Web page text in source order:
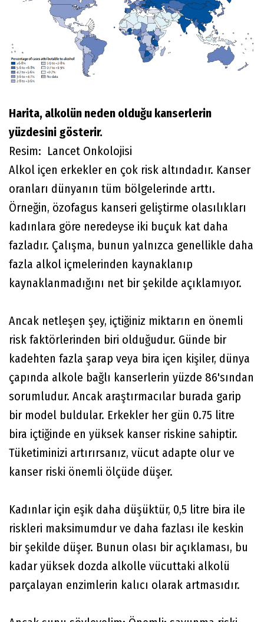
Harita, alkolün neden olduğu kanserlerin
yüzdesini gösterir.
Resim: Lancet Onkolojisi
Alkol içen erkekler en çok risk altındadır. Kanser
oranları dünyanın tüm bölgelerinde arttı.
Örneğin, özofagus kanseri geliştirme olasılıkları
kadınlara göre neredeyse iki buçuk kat daha
fazladır. Çalışma, bunun yalnızca genellikle daha
fazla alkol içmelerinden kaynaklanıp
kaynaklanmadığını net bir şekilde açıklamıyor.
Ancak netleşen şey, içtiğiniz miktarın en önemli
risk faktörlerinden biri olduğudur. Günde bir
kadehten fazla şarap veya bira içen kişiler, dünya
çapında alkole bağlı kanserlerin yüzde 86'sından
sorumludur. Ancak araştırmacılar burada garip
bir model buldular. Erkekler her gün 0.75 litre
bira içtiğinde en yüksek kanser riskine sahiptir.
Tüketiminizi artırırsanız, vücut adapte olur ve
kanser riski önemli ölçüde düşer.
Kadınlar için eşik daha düşüktür, 0,5 litre bira ile
riskleri maksimumdur ve daha fazlası ile keskin
bir şekilde düşer. Bunun olası bir açıklaması, bu
kadar yüksek dozda alkolle vücuttaki alkolü
parçalayan enzimlerin kalıcı olarak artmasıdır.